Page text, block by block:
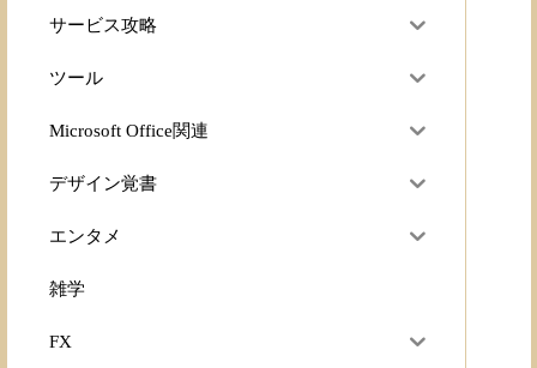
サービス攻略
ツール
Microsoft Office関連
デザイン覚書
エンタメ
雑学
FX